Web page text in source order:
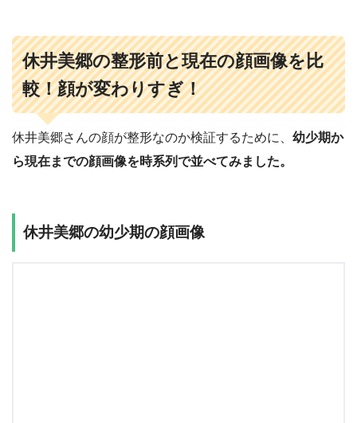
休井美郷の整形前と現在の顔画像を比
較！顔が変わりすぎ！
休井美郷さんの顔が整形なのか検証するために、 幼少期か
ら現在までの顔画像を時系列で並べてみました。
休井美郷の幼少期の顔画像